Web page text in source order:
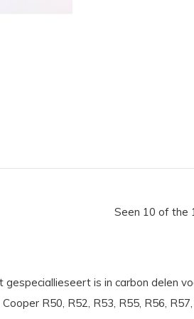
Seen 10 of the
gespeciallieseert is in carbon delen
R50, R52, R53, R55, R56,